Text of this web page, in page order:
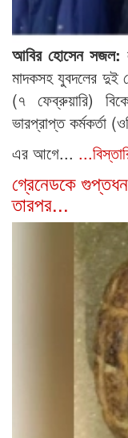
আবির হোসেন সজল:
মাদকসহ যুবদলের দুই
(৭ ফেব্রুয়ারি)
ভারপ্রাপ্ত কর্মকর্তা
এর আগে...
গ্রেনেডকে
তারপর...